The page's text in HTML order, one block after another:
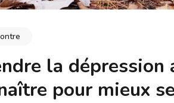
la dépression
pour mieux